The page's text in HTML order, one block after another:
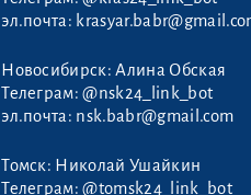
эл.почта:
Новосибирск: Алина Обская
Телеграм:@nsk24_link_bot
эл.почта: nsk.babr@gmail.com
Томск: Николай Ушайкин
Телеграм:@tomsk24_link_bot